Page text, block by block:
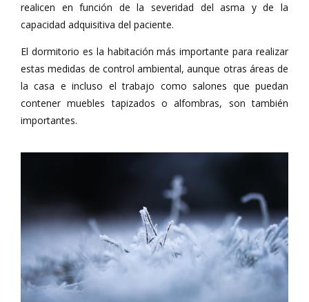
realicen en función de la severidad del asma y de la
capacidad adquisitiva del paciente.
El dormitorio es la habitación más importante para realizar
estas medidas de control ambiental, aunque otras áreas de
la casa e incluso el trabajo como salones que puedan
contener muebles tapizados o alfombras, son también
importantes.